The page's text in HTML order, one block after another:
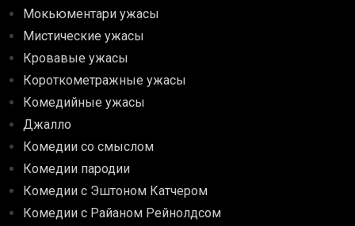
Мокьюментари ужасы
Мистические ужасы
Кровавые ужасы
Короткометражные ужасы
Комедийные ужасы
Джалло
Комедии со смыслом
Комедии пародии
Комедии с Эштоном Катчером
Комедии с Райаном Рейнолдсом